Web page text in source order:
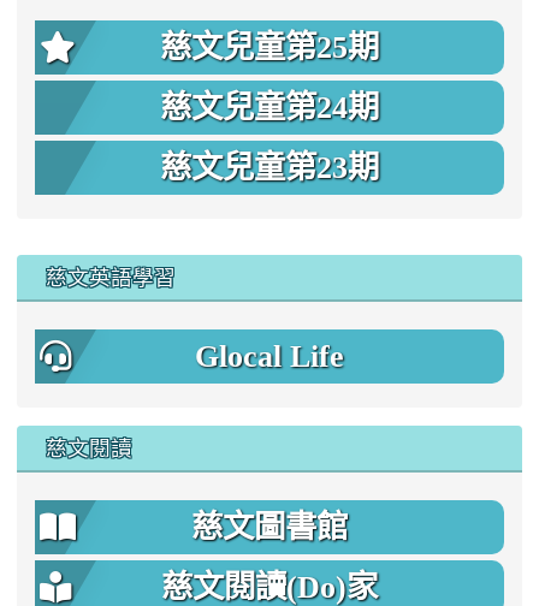
慈文兒童第25期
慈文兒童第24期
慈文兒童第23期
慈文英語學習
Glocal Life
慈文閱讀
慈文圖書館
慈文閱讀(Do)家